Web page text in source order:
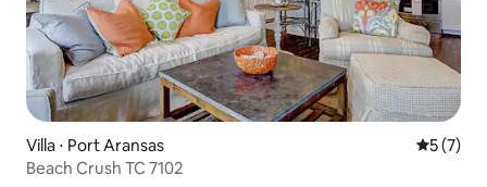
Villa ⋅ Port Aransas
5 (7)
Beach Crush TC 7102